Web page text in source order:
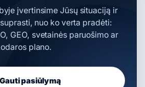
įvertinsime Jūsų situaciją ir
nuo ko verta pradėti:
GEO, svetainės paruošimo ar
plano.
Gauti pasiūlymą